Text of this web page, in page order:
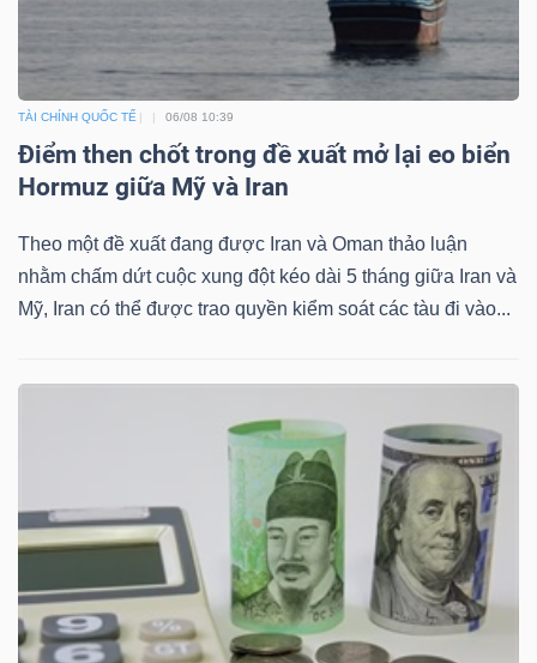
TÀI CHÍNH QUỐC TẾ 06/08 10:39
Điểm then chốt trong đề xuất mở lại eo biển
Hormuz giữa Mỹ và Iran
Theo một đề xuất đang được Iran và Oman thảo luận
nhằm chấm dứt cuộc xung đột kéo dài 5 tháng giữa Iran và
Mỹ, Iran có thể được trao quyền kiểm soát các tàu đi vào...
VỤ
TRUYỀN
THÔNG
ĐỘNG
SẢN
Mã
chứng